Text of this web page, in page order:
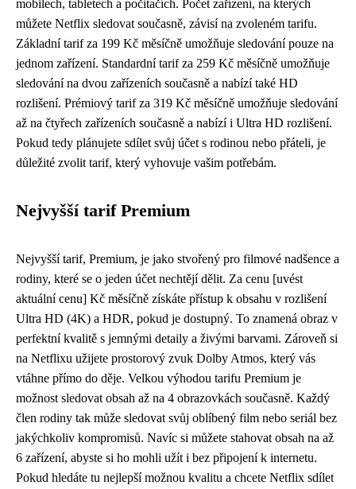
mobilech, tabletech a počítačích. Počet zařízení, na kterých
můžete Netflix sledovat současně, závisí na zvoleném tarifu.
Základní tarif za 199 Kč měsíčně umožňuje sledování pouze na
jednom zařízení. Standardní tarif za 259 Kč měsíčně umožňuje
sledování na dvou zařízeních současně a nabízí také HD
rozlišení. Prémiový tarif za 319 Kč měsíčně umožňuje sledování
až na čtyřech zařízeních současně a nabízí i Ultra HD rozlišení.
Pokud tedy plánujete sdílet svůj účet s rodinou nebo přáteli, je
důležité zvolit tarif, který vyhovuje vašim potřebám.
Nejvyšší tarif Premium
Nejvyšší tarif, Premium, je jako stvořený pro filmové nadšence a
rodiny, které se o jeden účet nechtějí dělit. Za cenu [uvést
aktuální cenu] Kč měsíčně získáte přístup k obsahu v rozlišení
Ultra HD (4K) a HDR, pokud je dostupný. To znamená obraz v
perfektní kvalitě s jemnými detaily a živými barvami. Zároveň si
na Netflixu užijete prostorový zvuk Dolby Atmos, který vás
vtáhne přímo do děje. Velkou výhodou tarifu Premium je
možnost sledovat obsah až na 4 obrazovkách současně. Každý
člen rodiny tak může sledovat svůj oblíbený film nebo seriál bez
jakýchkoliv kompromisů. Navíc si můžete stahovat obsah na až
6 zařízení, abyste si ho mohli užít i bez připojení k internetu.
Pokud hledáte tu nejlepší možnou kvalitu a chcete Netflix sdílet